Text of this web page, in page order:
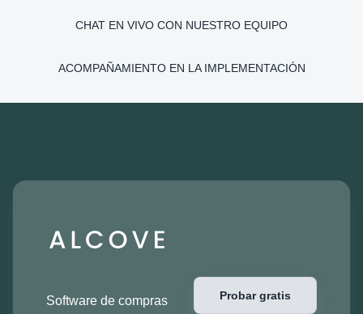
CHAT EN VIVO CON NUESTRO EQUIPO
ACOMPAÑAMIENTO EN LA IMPLEMENTACIÓN
Software de compras
Probar gratis